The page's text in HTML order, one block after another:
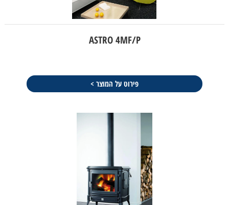
ASTRO 4MF/P
פירוט על המוצר >